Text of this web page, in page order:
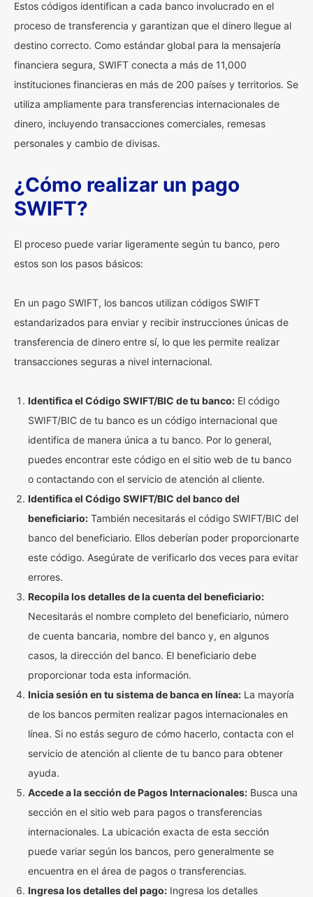
Estos códigos identifican a cada banco involucrado en el
proceso de transferencia y garantizan que el dinero llegue al
destino correcto. Como estándar global para la mensajería
financiera segura, SWIFT conecta a más de 11,000
instituciones financieras en más de 200 países y territorios. Se
utiliza ampliamente para transferencias internacionales de
dinero, incluyendo transacciones comerciales, remesas
personales y cambio de divisas.
¿Cómo realizar un pago
SWIFT?
El proceso puede variar ligeramente según tu banco, pero
estos son los pasos básicos:
En un pago SWIFT, los bancos utilizan códigos SWIFT
estandarizados para enviar y recibir instrucciones únicas de
transferencia de dinero entre sí, lo que les permite realizar
transacciones seguras a nivel internacional.
Identifica el Código SWIFT/BIC de tu banco: El código
SWIFT/BIC de tu banco es un código internacional que
identifica de manera única a tu banco. Por lo general,
puedes encontrar este código en el sitio web de tu banco
o contactando con el servicio de atención al cliente.
Identifica el Código SWIFT/BIC del banco del
beneficiario: También necesitarás el código SWIFT/BIC del
banco del beneficiario. Ellos deberían poder proporcionarte
este código. Asegúrate de verificarlo dos veces para evitar
errores.
Recopila los detalles de la cuenta del beneficiario:
Necesitarás el nombre completo del beneficiario, número
de cuenta bancaria, nombre del banco y, en algunos
casos, la dirección del banco. El beneficiario debe
proporcionar toda esta información.
Inicia sesión en tu sistema de banca en línea: La mayoría
de los bancos permiten realizar pagos internacionales en
línea. Si no estás seguro de cómo hacerlo, contacta con el
servicio de atención al cliente de tu banco para obtener
ayuda.
Accede a la sección de Pagos Internacionales: Busca una
sección en el sitio web para pagos o transferencias
internacionales. La ubicación exacta de esta sección
puede variar según los bancos, pero generalmente se
encuentra en el área de pagos o transferencias.
Ingresa los detalles del pago: Ingresa los detalles